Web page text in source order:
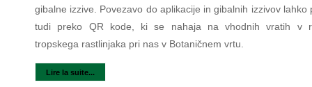
gibalne izzive. Povezavo do aplikacije in gibalnih izzivov lahko
tudi preko QR kode, ki se nahaja na vhodnih vratih v
tropskega rastlinjaka pri nas v Botaničnem vrtu.
Lire la suite...